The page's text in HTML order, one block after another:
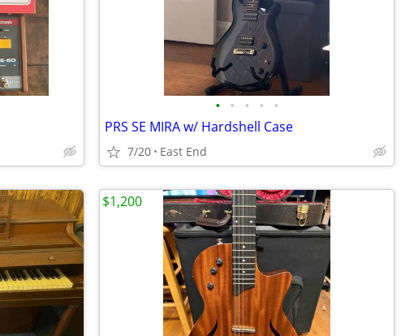
• • • • •
PRS SE MIRA w/ Hardshell Case
7/20 East End
$1,200